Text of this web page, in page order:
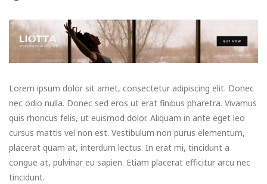
Lorem ipsum dolor sit amet, consectetur adipiscing elit. Donec
nec odio nulla. Donec sed eros ut erat finibus pharetra. Vivamus
quis rhoncus felis, ut euismod dolor. Aliquam in ante eget leo
cursus mattis vel non est. Vestibulum non purus elementum,
placerat quam at, interdum lectus. In erat mi, tincidunt a
congue at, pulvinar eu sapien. Etiam placerat efficitur arcu nec
tincidunt.